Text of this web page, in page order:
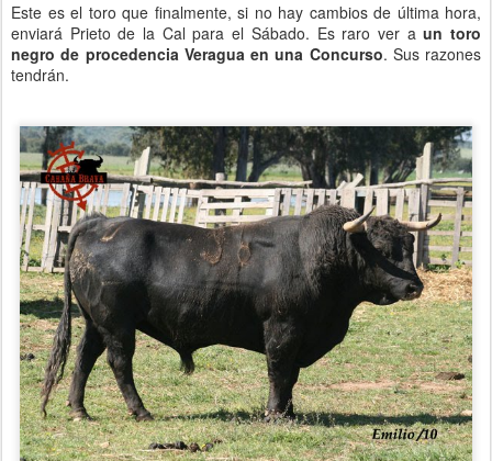
Este es el toro que finalmente, si no hay cambios de última hora,
enviará Prieto de la Cal para el Sábado. Es raro ver aun toro
negro de procedencia Veragua en una Concurso. Sus razones
tendrán.